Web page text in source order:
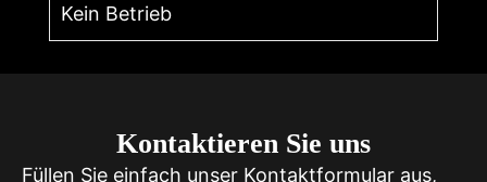
Kein Betrieb
Kontaktieren Sie uns
Füllen Sie einfach unser Kontaktformular aus,